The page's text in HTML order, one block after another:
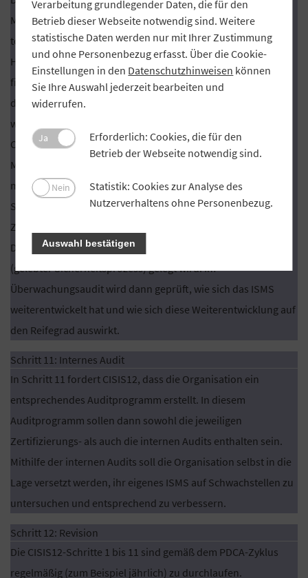
Maßnahmen können in Schritt 10 – gegebenenfalls
toolgestützt – in einen Umsetzungsplan überführt werden.
Hierbei können einzelne Maßnahmen priorisiert, deren
finanzielle und personellen Aufwände erfasst und die Rollen
des Initiators und des Umsetzers toolgestützt festgelegt
werden. Kein System ist perfekt. Das gilt auch für das mit
CISIS12 aufgebaute ISMS. Der Reifegrad eines
Managementsystems mit CISIS12 entwickelt sich erst mit
mehreren Durchläufen. Beim Erstaudit wird somit von einem
Systemaudit gesprochen, wobei bei der
Zertifizierungsprüfung der Schwerpunkt auf die
Dokumentation und die Umsetzung der Plandokumente
(gelebter Sicherheitsprozess) gelegt wird. Im
Überwachungsaudit wird dann geprüft, wie sich das ISMS
weiterentwickelt hat und wie sich diese Weiterentwicklung auf
den Reifegrad auswirkt.
Schritt 11: Internes Audit
In Schritt 11 fordert CISIS12, dass die Organisation ein
entsprechendes Auditprogramm erstellt. In diesem
Auditprogramm sollen dann sowohl die jeweiligen
Zertifizierungs- als auch die internen Audits enthalten sein.
Mithilfe der internen Audits soll die Organisation selbst in die
Lage versetzt werden, ihr eigenes ISMS auf Schwachstellen zu
untersuchen und entsprechend zu verbessern.
Schritt 12: Revision
Die CISIS12-Schritte 1 bis 11 sind gemäß dem PDCA-Zyklus
regelmäßig (zum Beispiel jährlich) zu durchlaufen.
Verarbeitung grundlegender Daten, die für den
Betrieb dieser Webseite notwendig sind. Weitere
statistische Daten werden nur mit Ihrer Zustimmung
und ohne Personenbezug erfasst. Über die Cookie-
Einstellungen in den Datenschutzhinweisen können
Sie Ihre Auswahl jederzeit bearbeiten und
widerrufen.
Ja
Erforderlich: Cookies, die für den
Betrieb der Webseite notwendig sind.
Nein
Statistik: Cookies zur Analyse des
Nutzerverhaltens ohne Personenbezug.
Auswahl bestätigen